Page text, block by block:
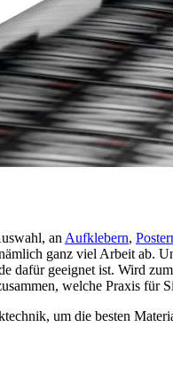
an Aufklebern,
ganz viel Arbeit ab.
dafür geeignet ist. Wird
welche Praxis für
um die besten